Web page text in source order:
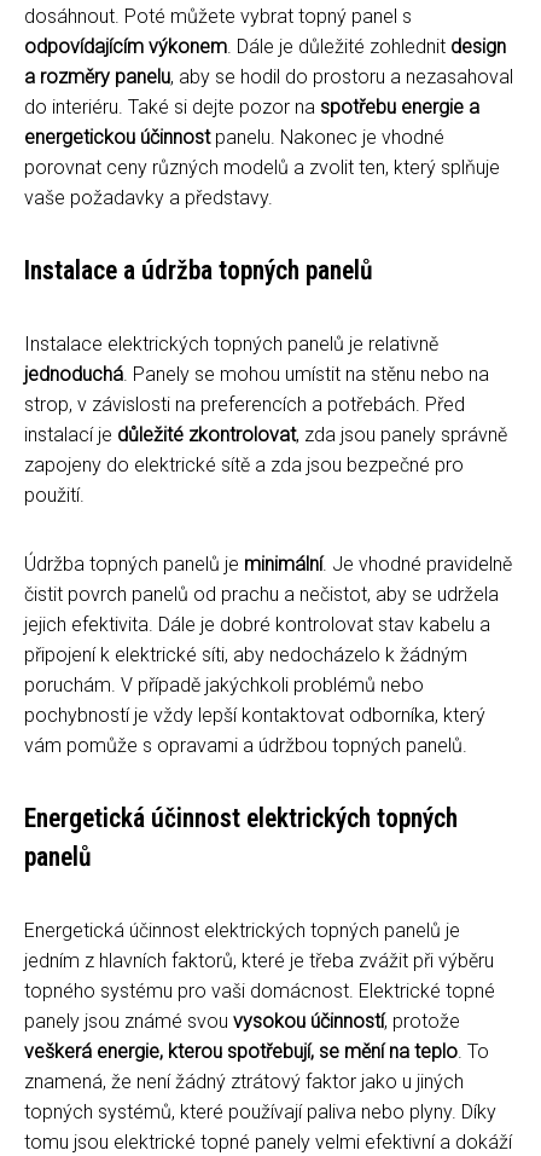
dosáhnout. Poté můžete vybrat topný panel s
odpovídajícím výkonem. Dále je důležité zohlednit design
a rozměry panelu, aby se hodil do prostoru a nezasahoval
do interiéru. Také si dejte pozor na spotřebu energie a
energetickou účinnostpanelu. Nakonec je vhodné
porovnat ceny různých modelů a zvolit ten, který splňuje
vaše požadavky a představy.
Instalace a údržba topných panelů
Instalace elektrických topných panelů je relativně
jednoduchá. Panely se mohou umístit na stěnu nebo na
strop, v závislosti na preferencích a potřebách. Před
instalací je důležité zkontrolovat, zda jsou panely správně
zapojeny do elektrické sítě a zda jsou bezpečné pro
použití.
Údržba topných panelů je minimální. Je vhodné pravidelně
čistit povrch panelů od prachu a nečistot, aby se udržela
jejich efektivita. Dále je dobré kontrolovat stav kabelu a
připojení k elektrické síti, aby nedocházelo k žádným
poruchám. V případě jakýchkoli problémů nebo
pochybností je vždy lepší kontaktovat odborníka, který
vám pomůže s opravami a údržbou topných panelů.
Energetická účinnost elektrických topných
panelů
Energetická účinnost elektrických topných panelů je
jedním z hlavních faktorů, které je třeba zvážit při výběru
topného systému pro vaši domácnost. Elektrické topné
panely jsou známé svou vysokou účinností, protože
veškerá energie, kterou spotřebují, se mění na teplo. To
znamená, že není žádný ztrátový faktor jako u jiných
topných systémů, které používají paliva nebo plyny. Díky
tomu jsou elektrické topné panely velmi efektivní a dokáží